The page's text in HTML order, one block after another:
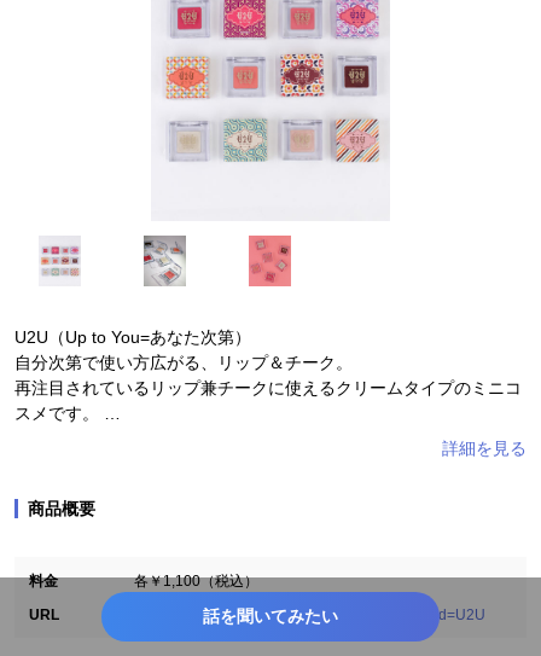
U2U（Up to You=あなた次第）
自分次第で使い方広がる、リップ＆チーク。
再注目されているリップ兼チークに使えるクリームタイプのミニコ
スメです。
日本人の肌になじみやすく使いやすいレッド、ピンク、オレンジ、
手軽に塗れて、重ねづけも自由自在。
・薄づきなので手持ちのコスメに重ねてニュアンスチェンジでき
る！
・マットメイクに飽きたら、ハイライトカラーを重ねてツヤメイク
商品概要
料金
各￥1,100（税込）
URL
https://www.entresquare.com/p/search?keyword=U2U
話を聞いてみたい